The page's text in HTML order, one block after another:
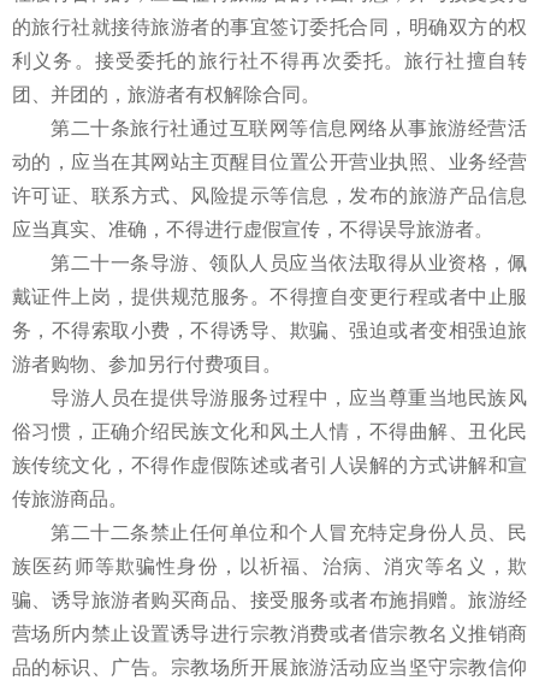
的旅行社就接待旅游者的事宜签订委托合同，明确双方的权
利义务。接受委托的旅行社不得再次委托。旅行社擅自转
团、并团的，旅游者有权解除合同。
第二十条旅行社通过互联网等信息网络从事旅游经营活
动的，应当在其网站主页醒目位置公开营业执照、业务经营
许可证、联系方式、风险提示等信息，发布的旅游产品信息
应当真实、准确，不得进行虚假宣传，不得误导旅游者。
第二十一条导游、领队人员应当依法取得从业资格，佩
戴证件上岗，提供规范服务。不得擅自变更行程或者中止服
务，不得索取小费，不得诱导、欺骗、强迫或者变相强迫旅
游者购物、参加另行付费项目。
导游人员在提供导游服务过程中，应当尊重当地民族风
俗习惯，正确介绍民族文化和风土人情，不得曲解、丑化民
族传统文化，不得作虚假陈述或者引人误解的方式讲解和宣
传旅游商品。
第二十二条禁止任何单位和个人冒充特定身份人员、民
族医药师等欺骗性身份，以祈福、治病、消灾等名义，欺
骗、诱导旅游者购买商品、接受服务或者布施捐赠。旅游经
营场所内禁止设置诱导进行宗教消费或者借宗教名义推销商
品的标识、广告。宗教场所开展旅游活动应当坚守宗教信仰